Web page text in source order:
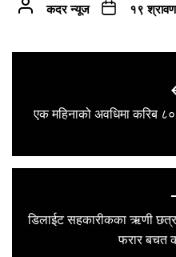
कदर न्यूज १९
एक महिनाको अवधिमा करिब
डिलाईट सहकारीकका ऋणी छत्र
फरार बचत